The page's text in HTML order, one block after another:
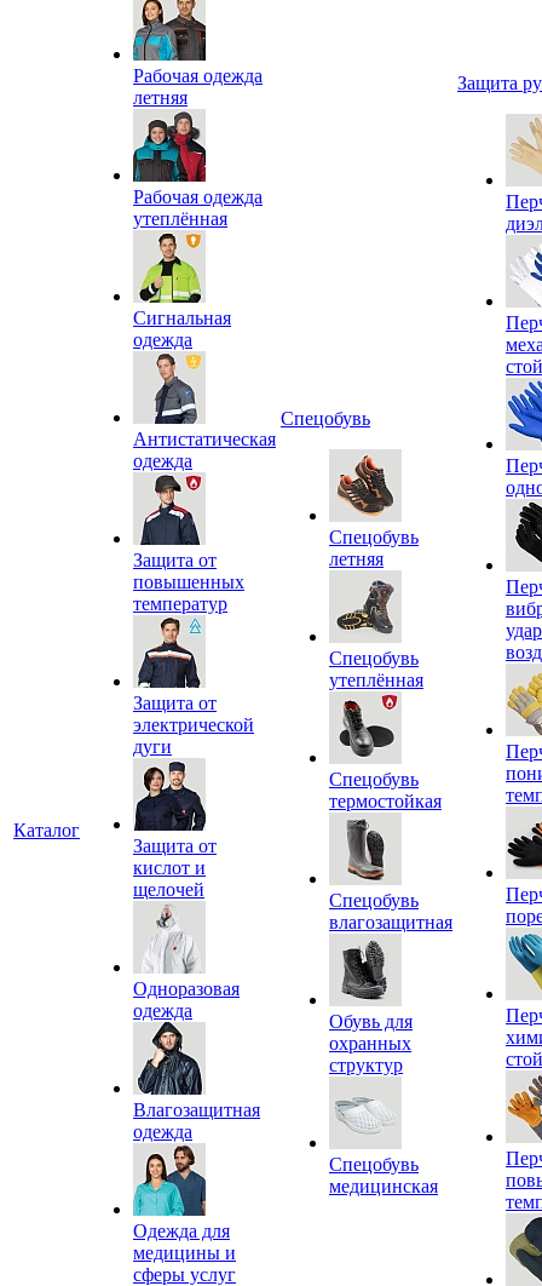
Каталог
Рабочая одежда
летняя
Рабочая одежда
утеплённая
Сигнальная
одежда
Антистатическая
одежда
Защита от
повышенных
температур
Защита от
электрической
дуги
Защита от
кислот и
щелочей
Одноразовая
одежда
Влагозащитная
одежда
Одежда для
медицины и
сферы услуг
Спецобувь
Спецобувь
летняя
Спецобувь
утеплённая
Спецобувь
термостойкая
Спецобувь
влагозащитная
Обувь для
охранных
структур
Спецобувь
медицинская
Защита